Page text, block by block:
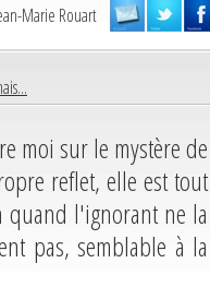
Marie Rouart
moi sur le mystère de
reflet, elle est tout
quand l'ignorant ne la
pas, semblable à la